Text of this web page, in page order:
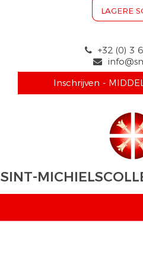
+32 (0) 3
Inschrijven -
SINT-
LAGERE